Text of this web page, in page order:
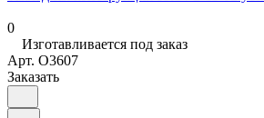
0
Изготавливается под заказ
Арт. O3607
Заказать